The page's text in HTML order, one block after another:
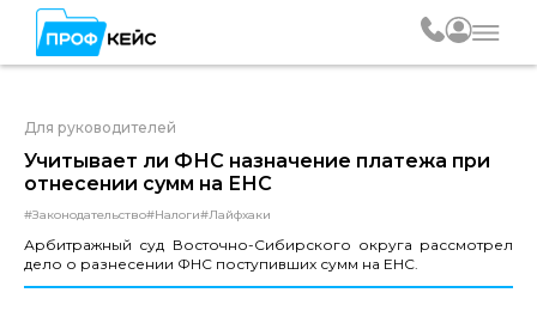
Для руководителей
Учитывает ли ФНС назначение платежа при
отнесении сумм на ЕНС
#Законодательство#Налоги#Лайфхаки
Арбитражный суд Восточно-Сибирского округа рассмотрел
дело о разнесении ФНС поступивших сумм на ЕНС.